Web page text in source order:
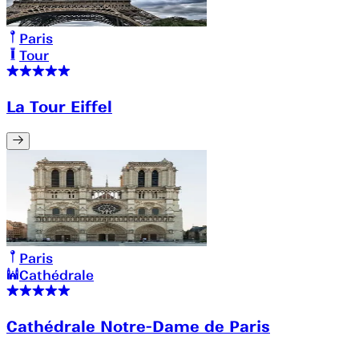
Paris
Tour
La Tour Eiffel
Paris
Cathédrale
Cathédrale Notre-Dame de Paris